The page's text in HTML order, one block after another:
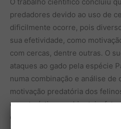
predadores devido ao uso de
dificilmente ocorre, pois
sua efetividade, como
com cercas, dentre outras. O
ataques ao gado pela espécie
numa combinação e análise
motivação predatória dos
características ambientais,
de proprietários de fazendas e